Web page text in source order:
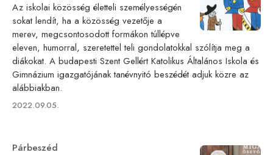
Az iskolai közösség életteli személyességén
sokat lendít, ha a közösség vezetője a
merev, megcsontosodott formákon túllépve
eleven, humorral, szeretettel teli gondolatokkal szólítja meg a
diákokat. A budapesti Szent Gellért Katolikus Általános Iskola és
Gimnázium igazgatójának tanévnyitó beszédét adjuk közre az
alábbiakban.
Published
2022.09.05.
Category
Párbeszéd